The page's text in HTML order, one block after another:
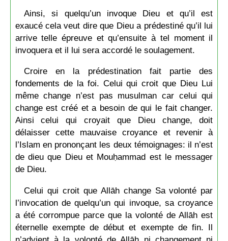
Ainsi, si quelqu’un invoque Dieu et qu’il est
exaucé cela veut dire que Dieu a prédestiné qu’il lui
arrive telle épreuve et qu’ensuite à tel moment il
invoquera et il lui sera accordé le soulagement.
Croire en la prédestination fait partie des
fondements de la foi. Celui qui croit que Dieu Lui
même change n’est pas musulman car celui qui
change est créé et a besoin de qui le fait changer.
Ainsi celui qui croyait que Dieu change, doit
délaisser cette mauvaise croyance et revenir à
l’Islam en prononçant les deux témoignages: il n’est
de dieu que Dieu et Mouḥammad est le messager
de Dieu.
Celui qui croit que Allāh change Sa volonté par
l’invocation de quelqu’un qui invoque, sa croyance
a été corrompue parce que la volonté de Allāh est
éternelle exempte de début et exempte de fin. Il